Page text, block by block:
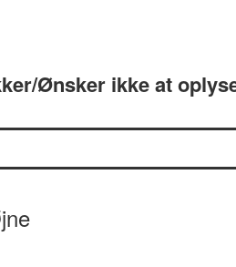
Ønsker ikke at